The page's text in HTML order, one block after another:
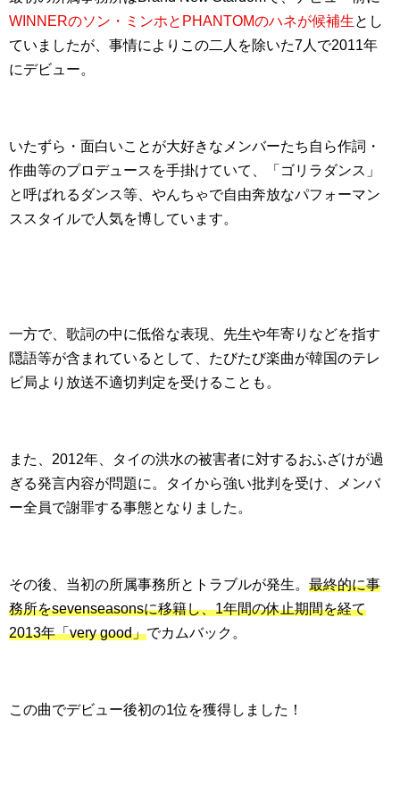
WINNERのソン・ミンホとPHANTOMのハネが候補生とし
ていましたが、事情によりこの二人を除いた7人で2011年
にデビュー。
いたずら・面白いことが大好きなメンバーたち自ら作詞・
作曲等のプロデュースを手掛けていて、「ゴリラダンス」
と呼ばれるダンス等、やんちゃで自由奔放なパフォーマン
ススタイルで人気を博しています。
一方で、歌詞の中に低俗な表現、先生や年寄りなどを指す
隠語等が含まれているとして、たびたび楽曲が韓国のテレ
ビ局より放送不適切判定を受けることも。
また、2012年、タイの洪水の被害者に対するおふざけが過
ぎる発言内容が問題に。タイから強い批判を受け、メンバ
ー全員で謝罪する事態となりました。
その後、当初の所属事務所とトラブルが発生。 最終的に事
務所をsevenseasonsに移籍し、1年間の休止期間を経て
2013年「very good」でカムバック。
この曲でデビュー後初の1位を獲得しました！